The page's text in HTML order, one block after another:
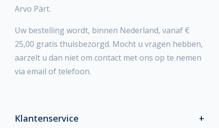
Arvo Pärt.
Uw bestelling wordt, binnen Nederland, vanaf €
25,00 gratis thuisbezorgd. Mocht u vragen hebben,
aarzelt u dan niet om contact met ons op te nemen
via email of telefoon.
Klantenservice